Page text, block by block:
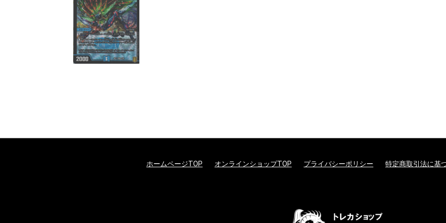
ホームページTOP オンラインショップTOP プライバシーポリシー 特定商取引法に基